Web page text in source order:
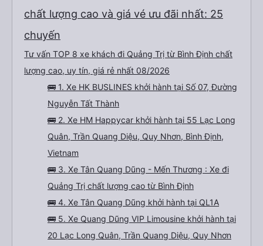
chất lượng cao và giá vé ưu đãi nhất: 25
chuyến
Tư vấn TOP 8 xe khách đi Quảng Trị từ Bình Định chất
lượng cao, uy tín, giá rẻ nhất 08/2026
🚌 1. Xe HK BUSLINES khởi hành tại Số 07, Đường
Nguyễn Tất Thành
🚌 2. Xe HM Happycar khởi hành tại 55 Lạc Long
Quân, Trần Quang Diệu, Quy Nhơn, Bình Định,
Vietnam
🚌 3. Xe Tân Quang Dũng - Mến Thương : Xe đi
Quảng Trị chất lượng cao từ Bình Định
🚌 4. Xe Tân Quang Dũng khởi hành tại QL1A
🚌 5. Xe Quang Dũng VIP Limousine khởi hành tại
20 Lạc Long Quân, Trần Quang Diệu, Quy Nhơn